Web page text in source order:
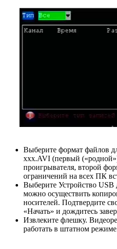
Выберите формат файлов
ххх.AVI (первый
проигрывателя, второй
ограничений на всех ПК
Выберите Устройство USB
можно осуществить
носителей. Подтвердите
«Начать» и дождитесь
Извлеките флешку.
работать в штатном